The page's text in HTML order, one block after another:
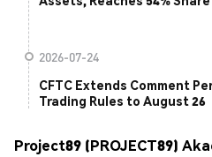
2026-07-24
CFTC Extends Comment
Trading Rules to August 26
Project89 (PROJECT89)